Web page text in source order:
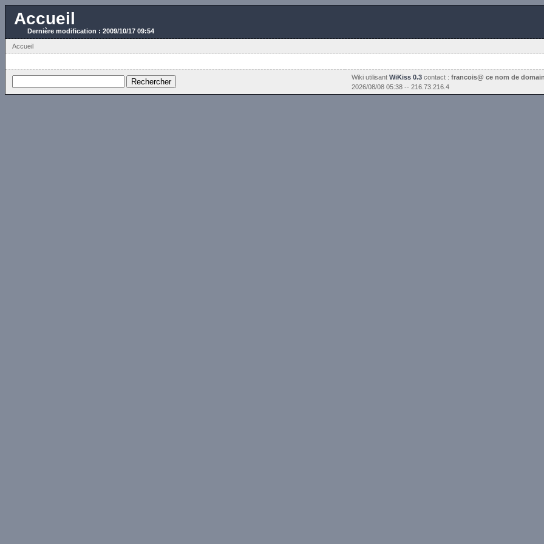
Accueil
Dernière modification : 2009/10/17 09:54
Accueil
Wiki utilisantWiKiss 0.3 contact :francois@ ce nom de
2026/08/08 05:38 -- 216.73.216.4